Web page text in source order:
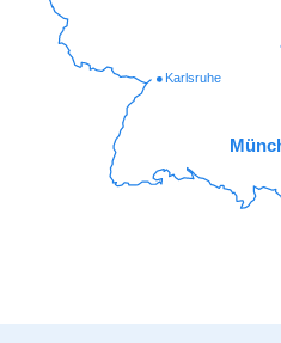
Karlsruhe